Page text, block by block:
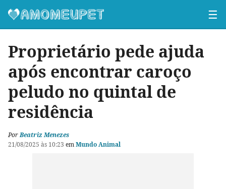
☰
Proprietário pede ajuda
após encontrar caroço
peludo no quintal de
residência
PorBeatriz Menezes
21/08/2025 às 10:23 emMundo Animal